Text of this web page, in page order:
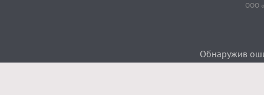
ООО
Обнаружив